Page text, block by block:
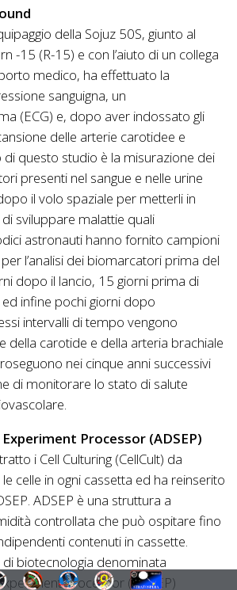
della Sojuz 50S, giunto al
-15 (R-15) e con l’aiuto di un collega
medico, ha effettuato la
sanguigna, un
(ECG) e, dopo aver indossato gli
delle arterie carotidee e
di questo studio è la misurazione dei
presenti nel sangue e nelle urine
il volo spaziale per metterli in
sviluppare malattie quali
astronauti hanno fornito campioni
l’analisi dei biomarcatori prima del
dopo il lancio, 15 giorni prima di
infine pochi giorni dopo
intervalli di tempo vengono
della carotide e della arteria brachiale
nei cinque anni successivi
di monitorare lo stato di salute
Processor (ADSEP)
i Cell Culturing (CellCult) da
celle in ogni cassetta ed ha reinserito
ADSEP è una struttura a
controllata che può ospitare fino
contenuti in cassette.
biotecnologia denominata
Processor (ADSEP)